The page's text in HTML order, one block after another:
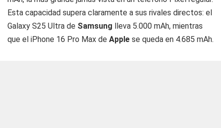
Esta capacidad supera claramente a sus rivales directos: el
Galaxy S25 Ultra de Samsung lleva 5.000 mAh, mientras
que el iPhone 16 Pro Max de Apple se queda en 4.685 mAh.